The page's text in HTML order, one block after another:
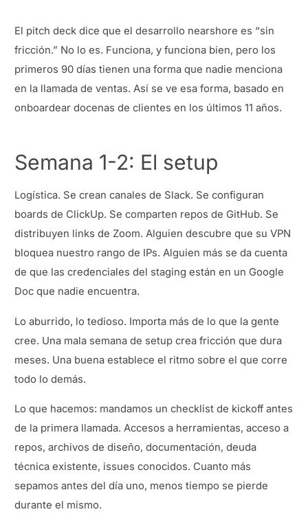
El pitch deck dice que el desarrollo nearshore es “sin
fricción.” No lo es. Funciona, y funciona bien, pero los
primeros 90 días tienen una forma que nadie menciona
en la llamada de ventas. Así se ve esa forma, basado en
onboardear docenas de clientes en los últimos 11 años.
Semana 1-2: El setup
Logística. Se crean canales de Slack. Se configuran
boards de ClickUp. Se comparten repos de GitHub. Se
distribuyen links de Zoom. Alguien descubre que su VPN
bloquea nuestro rango de IPs. Alguien más se da cuenta
de que las credenciales del staging están en un Google
Doc que nadie encuentra.
Lo aburrido, lo tedioso. Importa más de lo que la gente
cree. Una mala semana de setup crea fricción que dura
meses. Una buena establece el ritmo sobre el que corre
todo lo demás.
Lo que hacemos: mandamos un checklist de kickoff antes
de la primera llamada. Accesos a herramientas, acceso a
repos, archivos de diseño, documentación, deuda
técnica existente, issues conocidos. Cuanto más
sepamos antes del día uno, menos tiempo se pierde
durante el mismo.